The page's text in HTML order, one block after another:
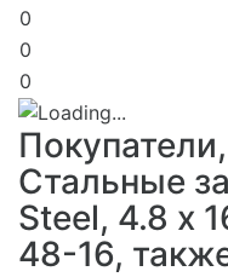
0
0
0
Стальные
Steel, 4.8 х
48-16,